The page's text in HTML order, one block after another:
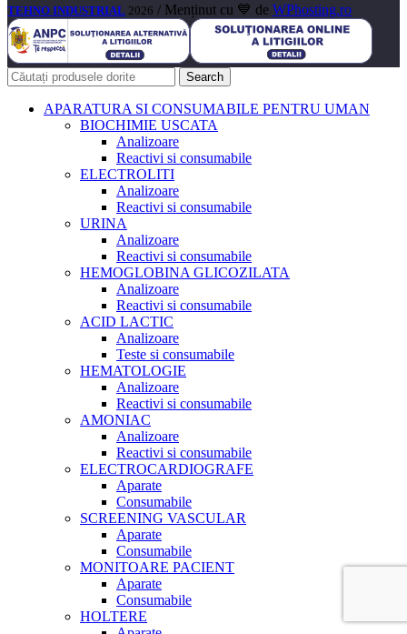
TEHNO INDUSTRIAL 2026 / Menținut cu 💙 de WPhosting.ro
Search
APARATURA SI CONSUMABILE PENTRU UMAN
BIOCHIMIE USCATA
Analizoare
Reactivi si consumabile
ELECTROLITI
Analizoare
Reactivi si consumabile
URINA
Analizoare
Reactivi si consumabile
HEMOGLOBINA GLICOZILATA
Analizoare
Reactivi si consumabile
ACID LACTIC
Analizoare
Teste si consumabile
HEMATOLOGIE
Analizoare
Reactivi si consumabile
AMONIAC
Analizoare
Reactivi si consumabile
ELECTROCARDIOGRAFE
Aparate
Consumabile
SCREENING VASCULAR
Aparate
Consumabile
MONITOARE PACIENT
Aparate
Consumabile
HOLTERE